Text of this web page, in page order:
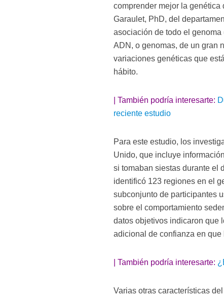
comprender mejor la
Garaulet, PhD, del
asociación de todo el
ADN, o genomas, de un gran
variaciones genéticas que
hábito.
| También podría interesarte:
reciente estudio
Para este estudio, los
Unido, que incluye
si tomaban siestas durante el
identificó 123 regiones en el
subconjunto de participantes
sobre el comportamiento
datos objetivos indicaron que
adicional de confianza en que
| También podría interesarte:
Varias otras características